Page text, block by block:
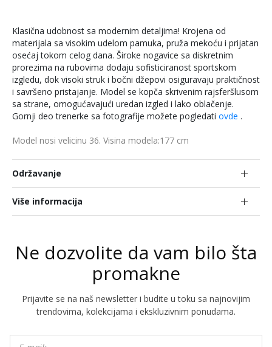
Klasična udobnost sa modernim detaljima! Krojena od
materijala sa visokim udelom pamuka, pruža mekoću i prijatan
osećaj tokom celog dana. Široke nogavice sa diskretnim
prorezima na rubovima dodaju sofisticiranost sportskom
izgledu, dok visoki struk i bočni džepovi osiguravaju praktičnost
i savršeno pristajanje. Model se kopča skrivenim rajsferšlusom
sa strane, omogućavajući uredan izgled i lako oblačenje.
Gornji deo trenerke sa fotografije možete pogledati ovde .
Model nosi velicinu 36. Visina modela:177 cm
Održavanje
Više informacija
Ne dozvolite da vam bilo šta
promakne
Prijavite se na naš newsletter i budite u toku sa najnovijim
trendovima, kolekcijama i ekskluzivnim ponudama.